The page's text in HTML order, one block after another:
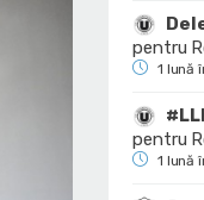
pentru
1 lună
pentru
1 lună